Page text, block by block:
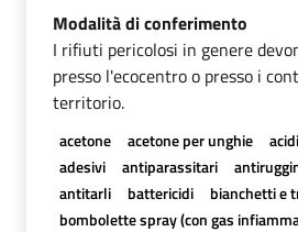
Modalità di conferimento
I rifiuti pericolosi in genere
presso l'ecocentro o presso i
territorio.
acetone acetone per unghie acidi
adesivi
antiparassitari
antitarli
battericidi
bianchetti e
bombolette spray (con gas